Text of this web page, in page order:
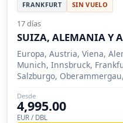
FRANKFURT SIN VUELO
17 días
SUIZA, ALEMANIA Y
Europa, Austria, Viena,
Munich, Innsbruck,
Salzburgo,
St Moritz, Vaduz
Desde
4,995.00
EUR / DBL